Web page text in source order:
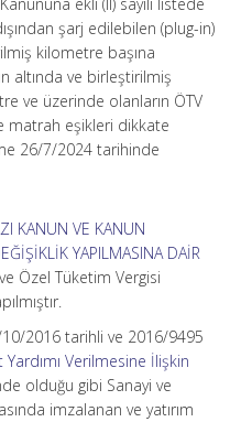
şarj edilebilen (plug-in)
kilometre başına
altında ve birleştirilmiş
ve üzerinde olanların ÖTV
matrah eşikleri dikkate
26/7/2024 tarihinde
KANUN VE KANUN
YAPILMASINA DAİR
Özel Tüketim Vergisi
2016 tarihli ve 2016/9495
Yardımı Verilmesine İlişkin
olduğu gibi Sanayi ve
imzalanan ve yatırım